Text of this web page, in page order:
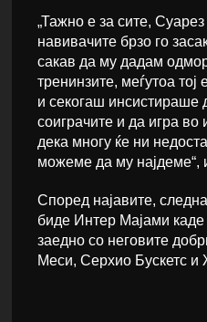
„Тажно е за сите,
навивачите брзо го
сакав да му дадам
тренинзите, меѓутоа
и секогаш инсистираше
соиграчите и да игра
дека многу ќе ни
можеме да му најдеме“,
Според најавите,
биде Интер Мајами
заедно со неговите
Меси, Серхио Бускетс